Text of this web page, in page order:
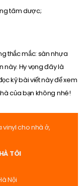
tâm dược;
thắc mắc: sàn nhựa
này. Hy vọng đây là
kỹ bài viết này để xem
của bạn không nhé!
vinyl cho nhà ở,
TÔI
Nội